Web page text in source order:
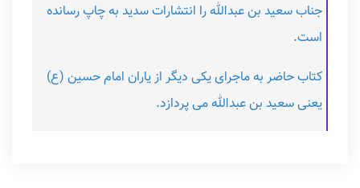
جناب سعید بن عبدالله را انتشارات سدید به چاپ رسانده
است.
کتاب حاضر به ماجرای یکی دیگر از یاران امام حسین (ع)
یعنی سعید بن عبدالله می پردازد.